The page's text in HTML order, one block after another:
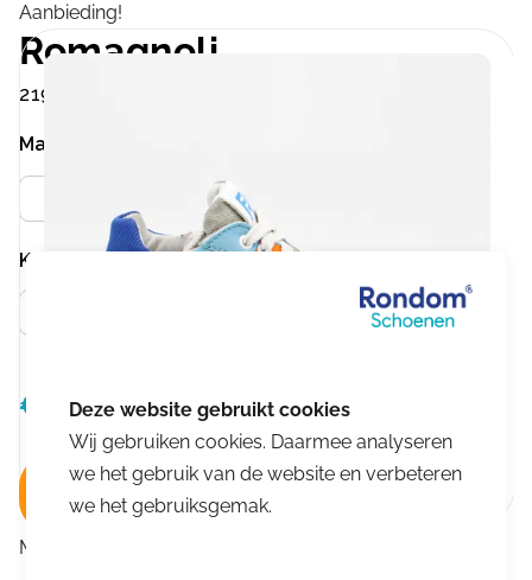
Aanbieding!
Romagnoli
2195F320
Kleur
Maat
€ 99,99Oorspronkelijke
prijs
was:
€99,99.
€64,99Huidige
prijs
is:
€64,99.
In winkelwagen
Merk:
Wij gebruiken cookies. Daarmee analyseren
we het gebruik van de website en verbeteren
we het gebruiksgemak.